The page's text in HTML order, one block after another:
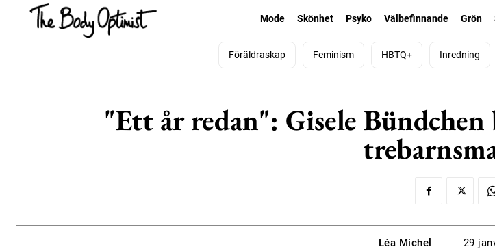
Mode Skönhet Psyko Välbefinnande Grön
Föräldraskap Feminism HBTQ+ Inredning
"Ett år redan": Gisele
Léa Michel 29